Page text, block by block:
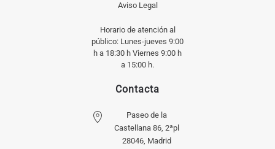
Aviso Legal
Horario de atención al
público: Lunes-jueves 9:00
h a 18:30 h Viernes 9:00 h
a 15:00 h.
Contacta
Paseo de la
Castellana 86, 2ªpl
28046, Madrid